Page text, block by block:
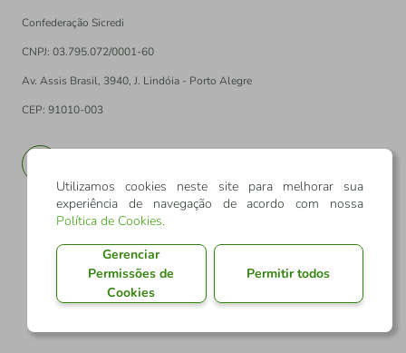
Confederação Sicredi
CNPJ: 03.795.072/0001-60
Av. Assis Brasil, 3940, J. Lindóia - Porto Alegre
CEP: 91010-003
Utilizamos cookies neste site para melhorar sua
experiência de navegação de acordo com nossa
Política de Cookies.
Gerenciar
Permissões de
Cookies
Permitir todos